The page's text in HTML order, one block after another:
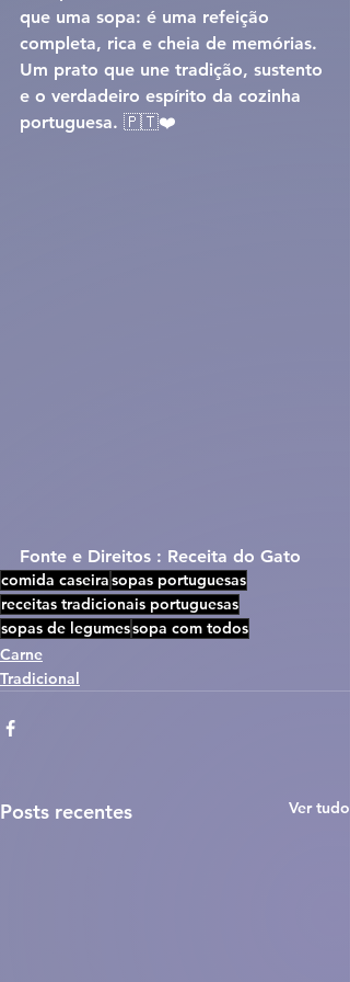
que uma sopa: é uma refeição
completa, rica e cheia de memórias.
Um prato que une tradição, sustento
e o verdadeiro espírito da cozinha
portuguesa. 🇵🇹❤️
Fonte e Direitos : Receita do Gato
comida caseirasopas portuguesas
receitas tradicionais portuguesas
sopas de legumessopa com todos
Carne
Tradicional
Posts recentes Ver tudo